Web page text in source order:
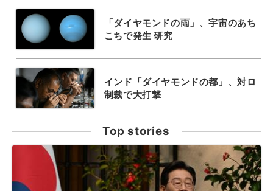
「ダイヤモンドの雨」、宇宙のあち
こちで発生 研究
インド「ダイヤモンドの都」、対ロ
制裁で大打撃
Top stories